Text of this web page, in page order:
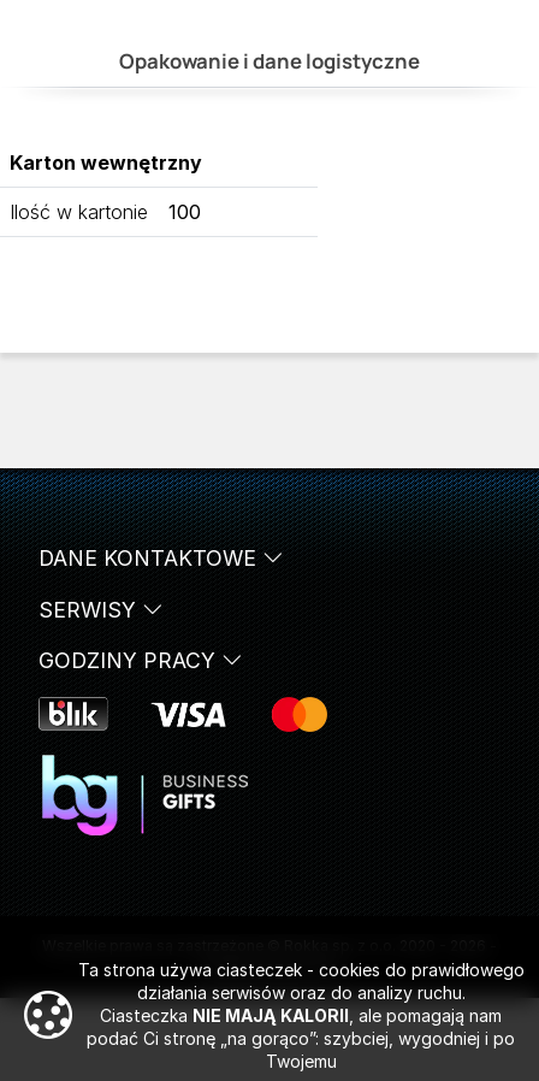
Ta strona używa ciasteczek - cookies do prawidłowego
działania serwisów oraz do analizy ruchu.
Ciasteczka NIE MAJĄ KALORII , ale pomagają nam
podać Ci stronę „na gorąco”: szybciej, wygodniej i po
Twojemu
Opakowanie i dane logistyczne
Karton wewnętrzny
Ilość w kartonie 100
SERWISY
DANE KONTAKTOWE
GODZINY PRACY
Gadżety reklamowe